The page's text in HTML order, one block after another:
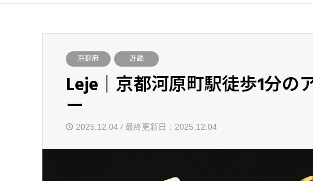
京都府 近畿
Leje｜京都河原町駅徒歩1分の
ー
2025.12.04 / 最終更新日：2025.12.04